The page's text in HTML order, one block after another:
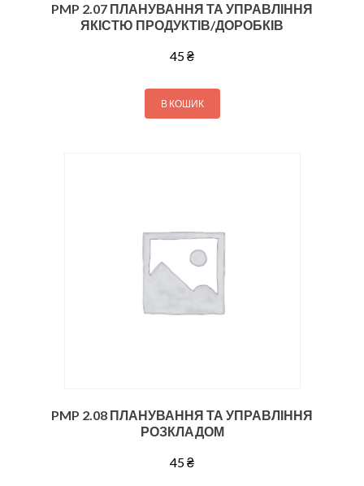
PMP 2.07 ПЛАНУВАННЯ ТА УПРАВЛІННЯ
ЯКІСТЮ ПРОДУКТІВ/ДОРОБКІВ
45₴
В КОШИК
PMP 2.08 ПЛАНУВАННЯ ТА УПРАВЛІННЯ
РОЗКЛАДОМ
45₴